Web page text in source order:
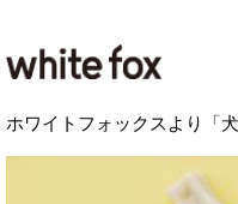
ホワイトフォックスより「